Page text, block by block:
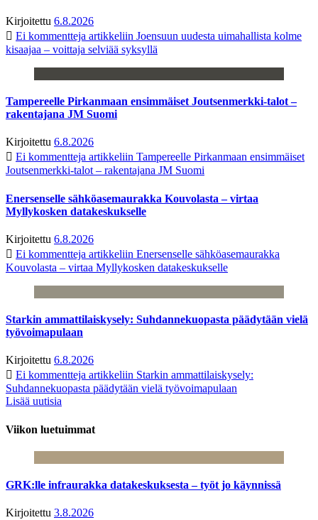
Kirjoitettu 6.8.2026
Ei kommentteja artikkeliin Joensuun uudesta uimahallista kolme
kisaajaa – voittaja selviää syksyllä
Tampereelle Pirkanmaan ensimmäiset Joutsenmerkki-talot –
rakentajana JM Suomi
Kirjoitettu 6.8.2026
Ei kommentteja artikkeliin Tampereelle Pirkanmaan ensimmäiset
Joutsenmerkki-talot – rakentajana JM Suomi
Enersenselle sähköasemaurakka Kouvolasta – virtaa
Myllykosken datakeskukselle
Kirjoitettu 6.8.2026
Ei kommentteja artikkeliin Enersenselle sähköasemaurakka
Kouvolasta – virtaa Myllykosken datakeskukselle
Starkin ammattilaiskysely: Suhdannekuopasta päädytään vielä
työvoimapulaan
Kirjoitettu 6.8.2026
Ei kommentteja artikkeliin Starkin ammattilaiskysely:
Suhdannekuopasta päädytään vielä työvoimapulaan
Lisää uutisia
Viikon luetuimmat
GRK:lle infraurakka datakeskuksesta – työt jo käynnissä
Kirjoitettu 3.8.2026